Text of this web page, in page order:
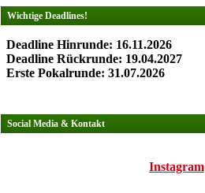
Wichtige Deadlines!
Deadline Hinrunde: 16.11.2026
Deadline Rückrunde: 19.04.2027
Erste Pokalrunde: 31.07.2026
Social Media & Kontakt
Instagram